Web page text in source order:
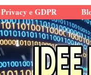
Privacy e GDPR